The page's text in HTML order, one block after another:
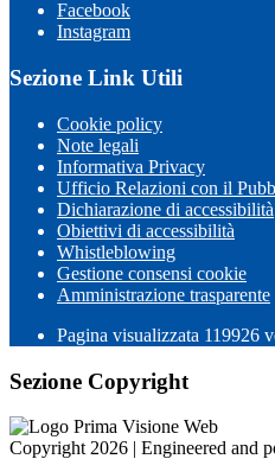
Facebook
Instagram
Sezione Link Utili
Cookie policy
Note legali
Informativa Privacy
Ufficio Relazioni con il
Dichiarazione di accessibilità
Obiettivi di accessibilità
Whistleblowing
Gestione consensi cookie
Amministrazione trasparente
Pagina visualizzata 119926
Sezione Copyright
Copyright 2026 | Engineered and